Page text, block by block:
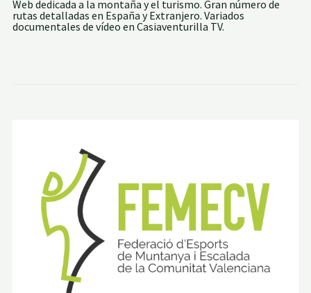
Web dedicada a la montaña y el turismo. Gran número de
rutas detalladas en España y Extranjero. Variados
documentales de vídeo en Casiaventurilla TV.